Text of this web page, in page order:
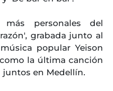
personales del
grabada junto al
popular Yeison
la última canción
en Medellín.